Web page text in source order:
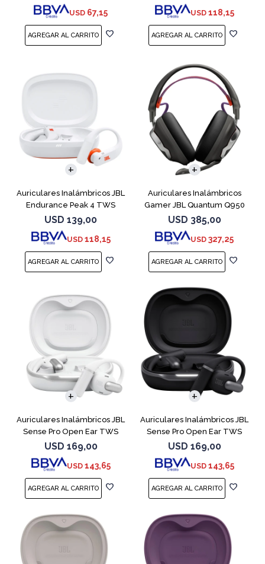
USD 67,15 USD 118,15
Auriculares Inalámbricos JBL
Endurance Peak 4 TWS
Blanco
USD 139,00
USD 118,15
Auriculares Inalámbricos
Gamer JBL Quantum Q950
Negro
USD 385,00
USD 327,25
Auriculares Inalámbricos JBL
Sense Pro Open Ear TWS
Blanco
USD 169,00
USD 143,65
Auriculares Inalámbricos JBL
Sense Pro Open Ear TWS
Negro
USD 169,00
USD 143,65